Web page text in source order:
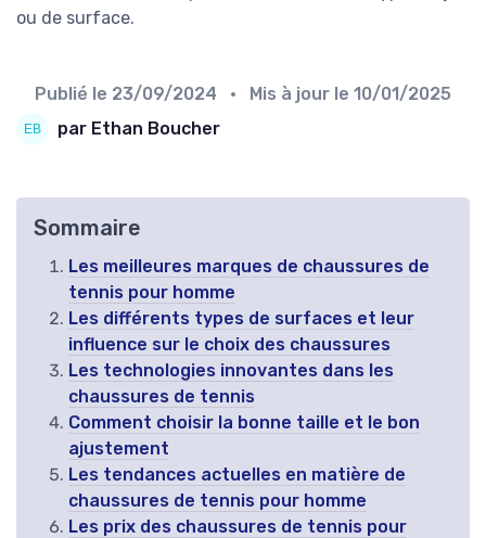
ou de surface.
Publié le 23/09/2024 • Mis à jour le 10/01/2025
par Ethan Boucher
Sommaire
Les meilleures marques de chaussures de
tennis pour homme
Les différents types de surfaces et leur
influence sur le choix des chaussures
Les technologies innovantes dans les
chaussures de tennis
Comment choisir la bonne taille et le bon
ajustement
Les tendances actuelles en matière de
chaussures de tennis pour homme
Les prix des chaussures de tennis pour